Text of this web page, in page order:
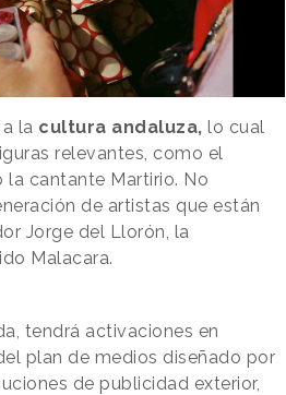
la cultura andaluza, lo cual
relevantes, como el
la cantante Martirio. No
de artistas que están
Jorge del Llorón, la
Malacara.
tendrá activaciones en
plan de medios diseñado por
de publicidad exterior,